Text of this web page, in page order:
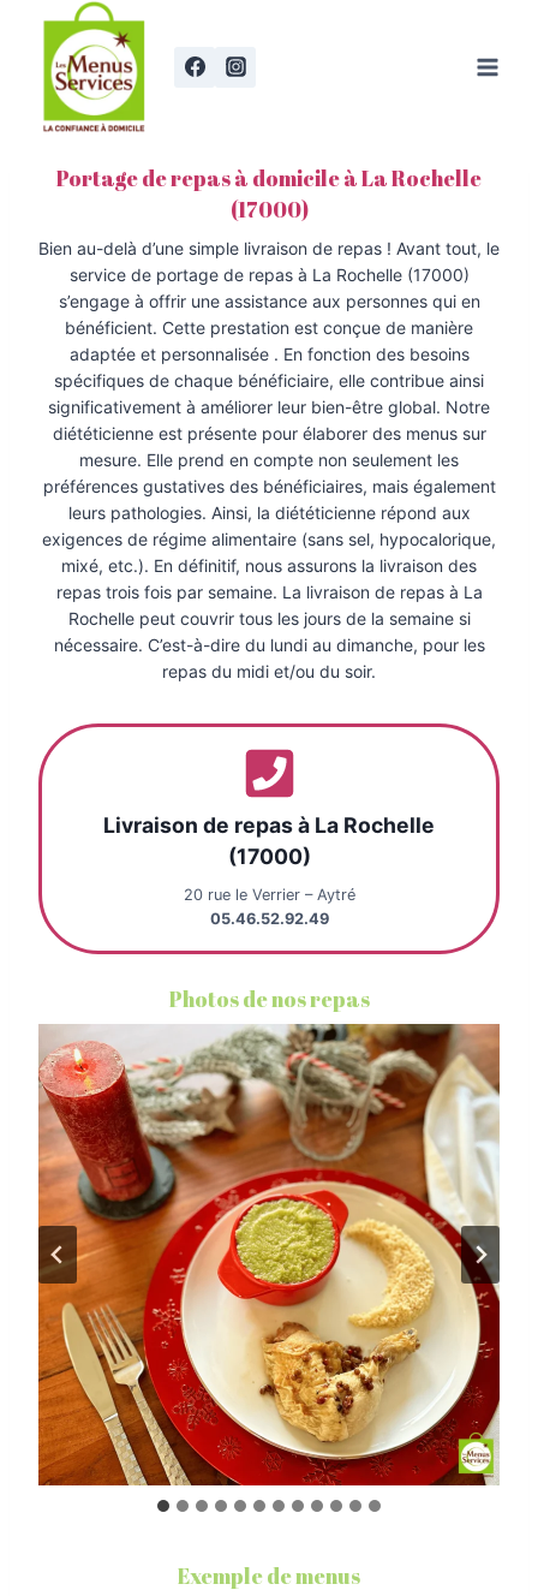
contenu
Portage de repas à domicile à La Rochelle
(17000)
Bien au-delà d’une simple livraison de repas ! Avant tout, le
service de portage de repas à La Rochelle (17000)
s’engage à offrir une assistance aux personnes qui en
bénéficient. Cette prestation est conçue de manière
adaptée et personnalisée . En fonction des besoins
spécifiques de chaque bénéficiaire, elle contribue ainsi
significativement à améliorer leur bien-être global. Notre
diététicienne est présente pour élaborer des menus sur
mesure. Elle prend en compte non seulement les
préférences gustatives des bénéficiaires, mais également
leurs pathologies. Ainsi, la diététicienne répond aux
exigences de régime alimentaire (sans sel, hypocalorique,
mixé, etc.). En définitif, nous assurons la livraison des
repas trois fois par semaine. La livraison de repas à La
Rochelle peut couvrir tous les jours de la semaine si
nécessaire. C’est-à-dire du lundi au dimanche, pour les
repas du midi et/ou du soir.
Livraison de repas à La Rochelle
(17000)
20 rue le Verrier – Aytré
05.46.52.92.49
Photos de nos repas
Exemple de menus